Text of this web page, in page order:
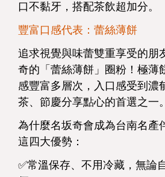
口不黏牙，搭配茶飲超加分。
豐富口感代表：蕾絲薄餅
追求視覺與味蕾雙重享受的朋
奇的「蕾絲薄餅」圈粉！極薄
感豐富多層次，入口感受到濃
茶、節慶分享點心的首選之一。
為什麼名坂奇會成為台南名產
這四大優勢：
✅常溫保存、不用冷藏，無論